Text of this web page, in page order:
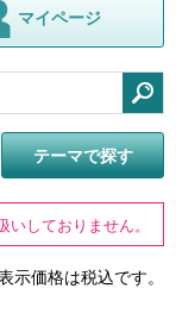
マイページ
テーマで探す
しておりません。
示価格は税込です。